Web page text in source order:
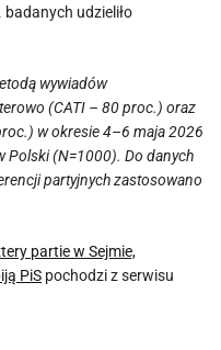
udzieliło
wywiadów
(CATI – 80 proc.) oraz
w okresie 4–6 maja 2026
Polski (N=1000). Do danych
partyjnych zastosowano
partie w Sejmie,
PiS pochodzi z serwisu